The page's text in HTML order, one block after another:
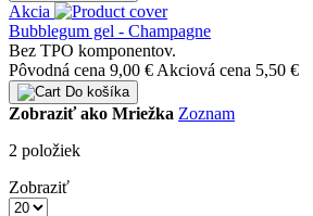
Akcia
Bubblegum gel - Champagne
Bez TPO komponentov.
Pôvodná cena 9,00 € Akciová cena 5,50 €
Do košíka
Zobraziť ako Mriežka Zoznam
2 položiek
Zobraziť